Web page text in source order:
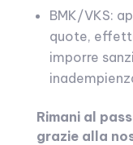
BMK/VKS:
quote,
imporre
Rimani al
grazie alla